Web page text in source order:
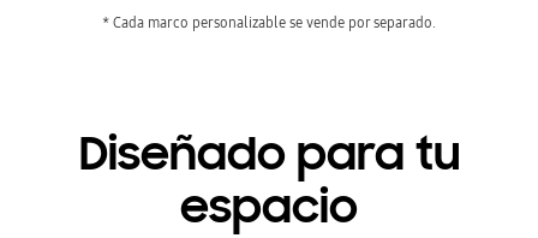
* Cada marco personalizable se vende por separado.
Diseñado para tu
espacio